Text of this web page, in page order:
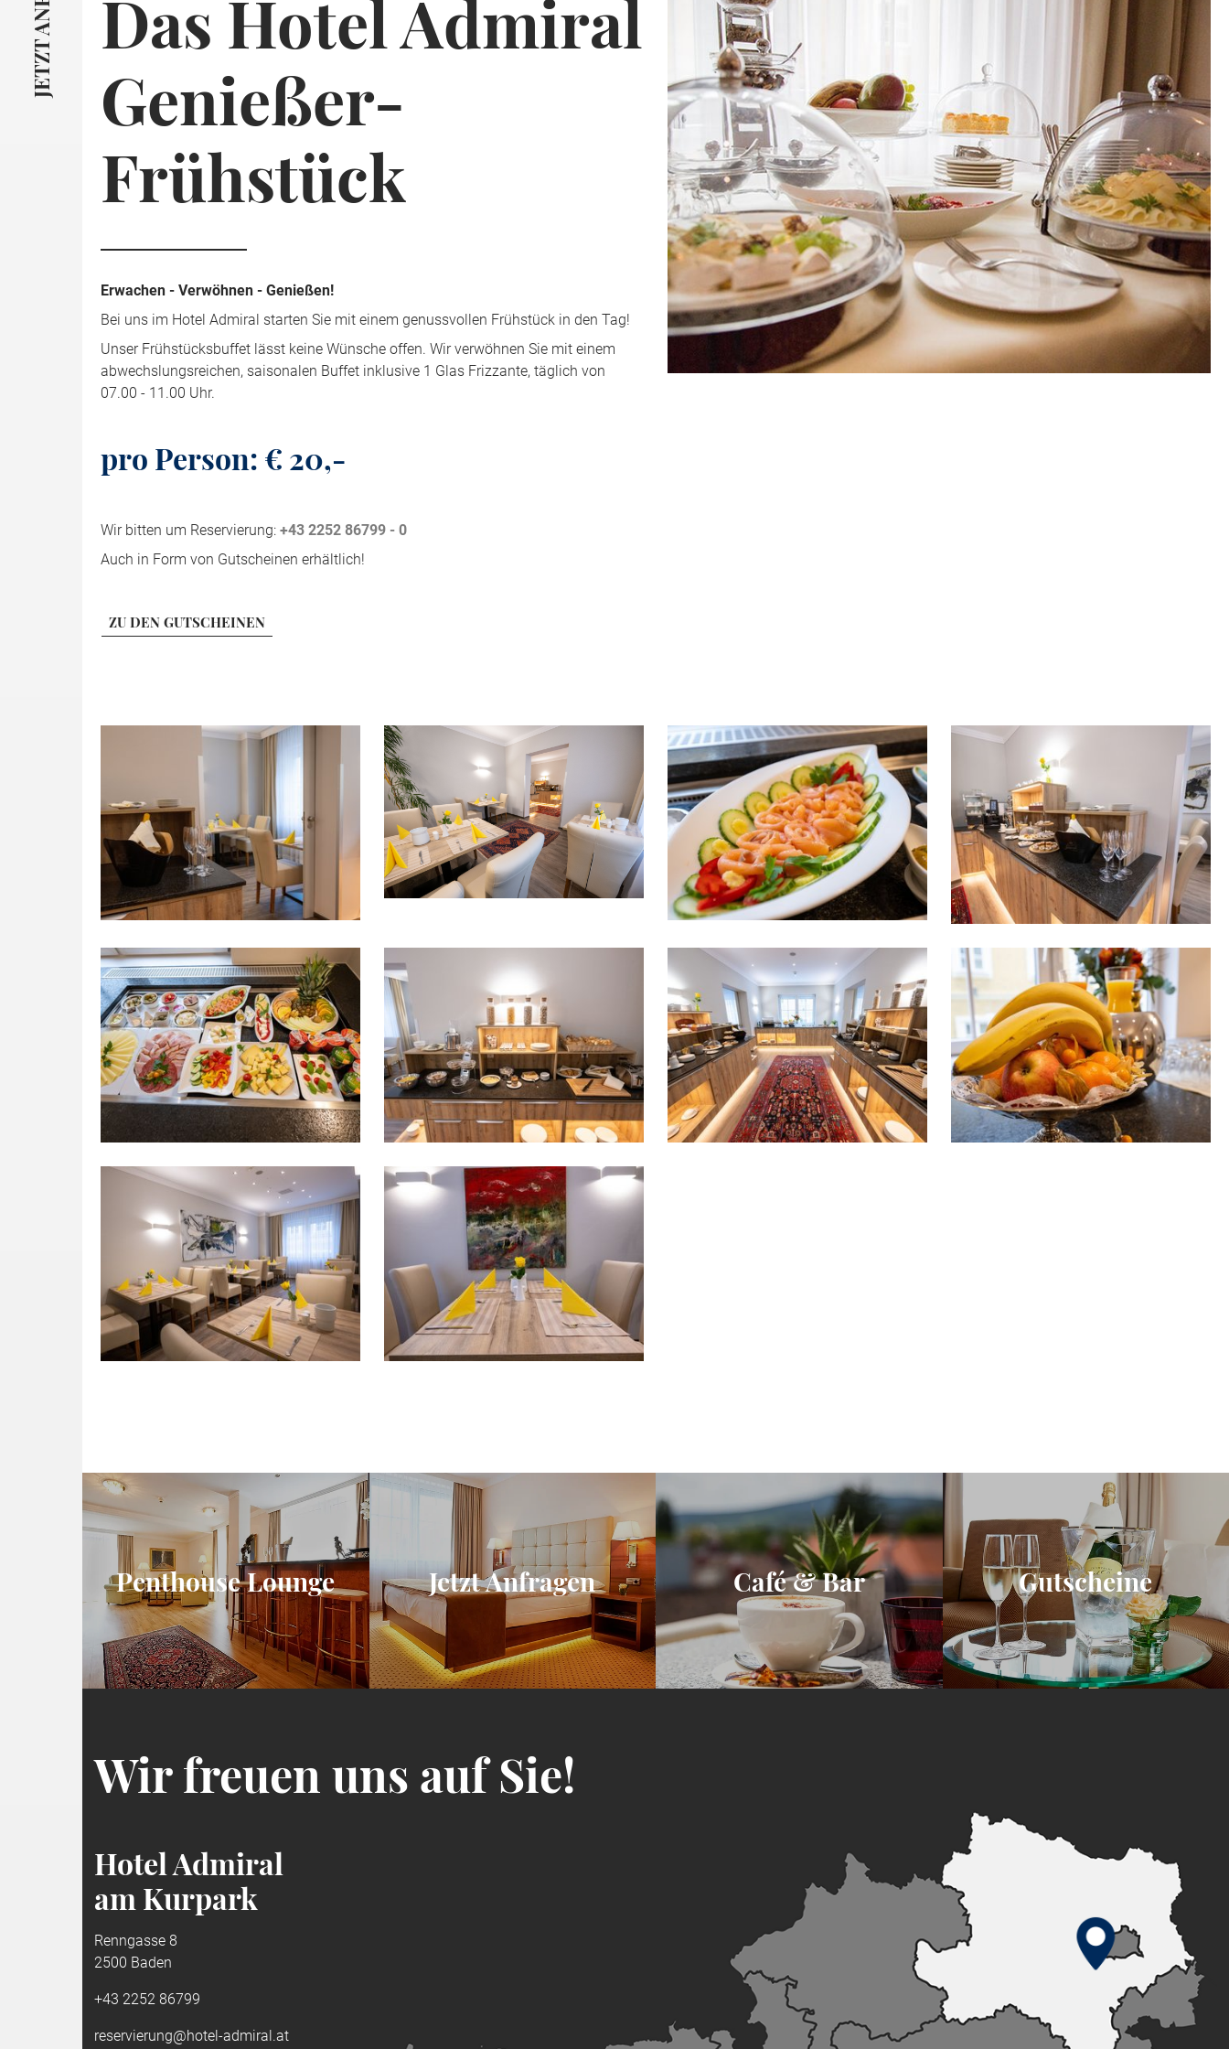
Das Hotel Admiral
Genießer-
Frühstück
Erwachen - Verwöhnen - Genießen!
Bei uns im Hotel Admiral starten Sie mit einem genussvollen Frühstück in den Tag!
Unser Frühstücksbuffet lässt keine Wünsche offen. Wir verwöhnen Sie mit einem
abwechslungsreichen, saisonalen Buffet inklusive 1 Glas Frizzante, täglich von
07.00 - 11.00 Uhr.
pro Person: € 20,-
Wir bitten um Reservierung: +43 2252 86799 - 0
Auch in Form von Gutscheinen erhältlich!
ZU DEN GUTSCHEINEN
Penthouse Lounge Jetzt Anfragen Café & Bar Gutscheine
Wir freuen uns auf Sie!
Hotel Admiral
am Kurpark
Renngasse 8
2500 Baden
+43 2252 86799
reservierung@hotel-admiral.at